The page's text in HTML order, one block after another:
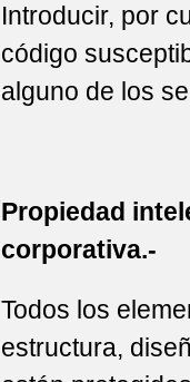
Introducir, por
código
alguno de los
Propiedad
corporativa.-
Todos los
estructura,